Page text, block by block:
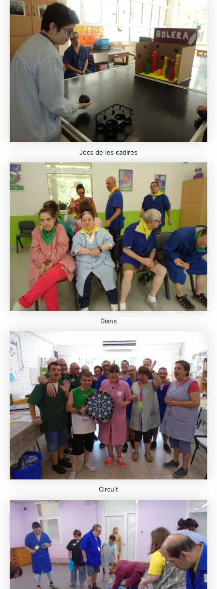
Jocs de les cadires
Diana
Circuit